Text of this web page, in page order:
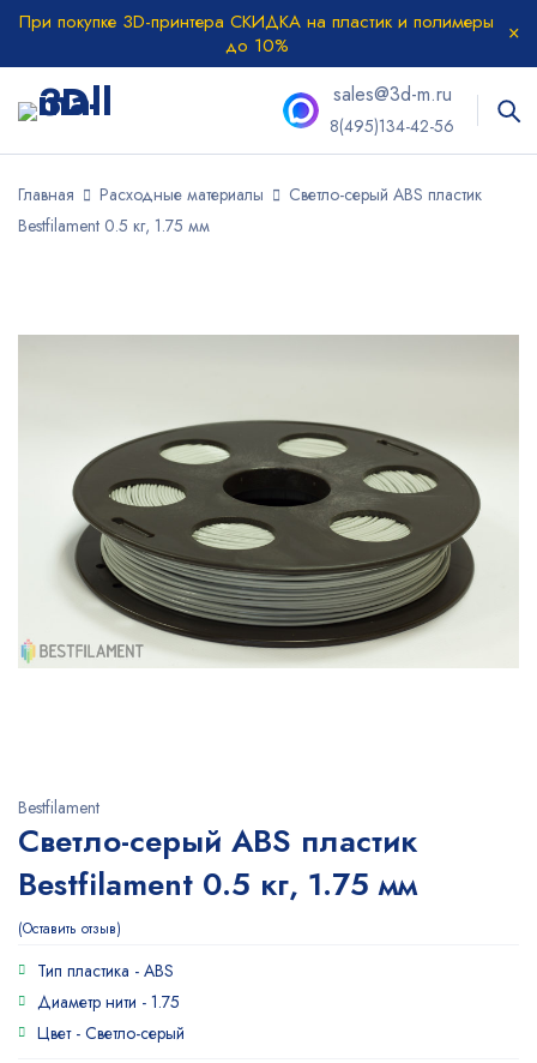
При покупке 3D-принтера СКИДКА на пластик и полимеры
до 10%
sales@3d-m.ru
8(495)134-42-56
Главная Расходные материалы
Светло-серый ABS пластик
Bestfilament 0.5 кг, 1.75 мм
Bestfilament
Светло-серый ABS пластик
Bestfilament 0.5 кг, 1.75 мм
Оставить отзыв
Тип пластика - ABS
Диаметр нити - 1.75
Цвет - Светло-серый